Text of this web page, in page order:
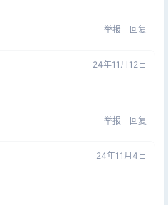
举报 回复
24年11月12日
举报 回复
24年11月4日